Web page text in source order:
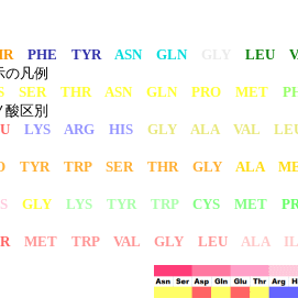
PHE TYR ASN GLN LEU
の凡例
SER THR ASN GLN PRO MET
酸区別
LYS ARG HIS
GLY ALA VAL
TYR TRP SER THR GLY ALA
GLY LYS TYR TRP CYS MET
MET TRP VAL GLY LEU ALA